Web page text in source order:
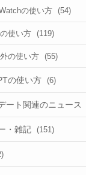
の使い方 (54)
使い方 (119)
の使い方 (55)
の使い方 (6)
ート関連のニュース
・雑記 (151)